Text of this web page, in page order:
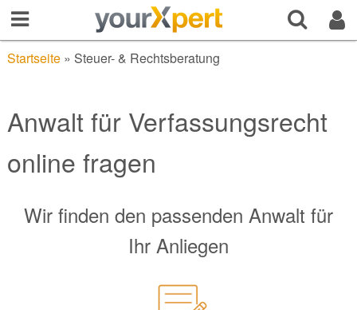
Startseite» Steuer- & Rechtsberatung
Anwalt für Verfassungsrecht
online fragen
Wir finden den passenden Anwalt für
Ihr Anliegen